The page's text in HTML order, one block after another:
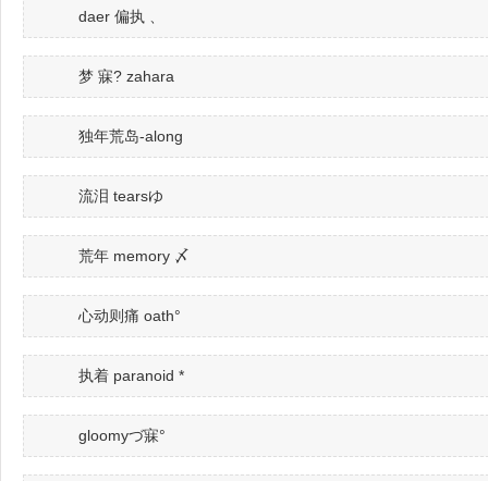
daer 偏执 、
梦 寐? zahara
独年荒岛-along
流泪 tearsゆ
荒年 memory 〆
心动则痛 oath°
执着 paranoid *
gloomyづ寐°